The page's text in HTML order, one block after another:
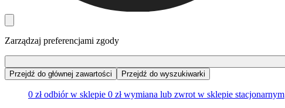
Zarządzaj preferencjami zgody
Przejdź do głównej zawartości
Przejdź do wyszukiwarki
0 zł odbiór w sklepie 0 zł wymiana lub zwrot w sklepie stacjonarnym